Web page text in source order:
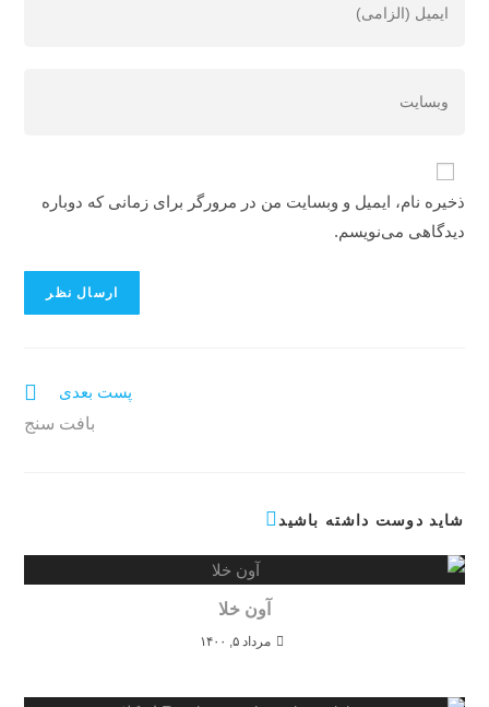
ذخیره نام، ایمیل و وبسایت من در مرورگر برای زمانی که دوباره
دیدگاهی می‌نویسم.
پست بعدی
بافت سنج
شاید دوست داشته باشید
آون خلا
مرداد ۵, ۱۴۰۰